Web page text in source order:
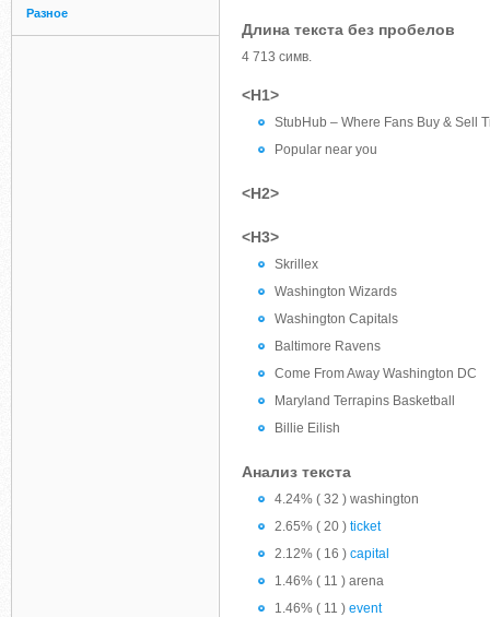
Разное
Длина текста без пробелов
4 713 симв.
<H1>
StubHub – Where Fans Buy & Sell
Popular near you
<H2>
<H3>
Skrillex
Washington Wizards
Washington Capitals
Baltimore Ravens
Come From Away Washington DC
Maryland Terrapins Basketball
Billie Eilish
Анализ текста
4.24% ( 32 ) washington
2.65% ( 20 ) ticket
2.12% ( 16 ) capital
1.46% ( 11 ) arena
1.46% ( 11 ) event